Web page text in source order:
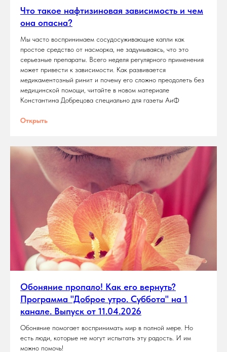
Что такое нафтизиновая зависимость и чем
она опасна?
Мы часто воспринимаем сосудосуживающие капли как
простое средство от насморка, не задумываясь, что это
серьезные препараты. Всего неделя регулярного применения
может привести к зависимости. Как развивается
медикаментозный ринит и почему его сложно преодолеть без
медицинской помощи, читайте в новом материале
Константина Добрецова специально для газеты АиФ
Открыть
Обоняние пропало! Как его вернуть?
Программа "Доброе утро. Суббота" на 1
канале. Выпуск от 11.04.2026
Обоняние помогает воспринимать мир в полной мере. Но
есть люди, которые не могут испытать эту радость. И им
можно помочь!